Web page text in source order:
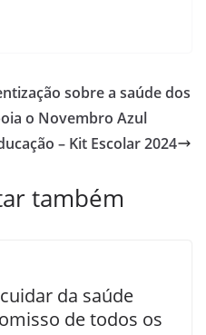
sobre a saúde dos
o Novembro Azul
– Kit Escolar 2024
também
da saúde
de todos os